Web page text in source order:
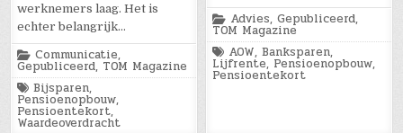
werknemers laag. Het is
echter belangrijk…
Posted
in
Communicatie,
Gepubliceerd, TOM Magazine
Tagged
Bijsparen,
Pensioenopbouw,
Pensioentekort,
Waardeoverdracht
Posted
in
Advies,Gepubliceerd,
TOM Magazine
Tagged
AOW,Banksparen,
Lijfrente, Pensioenopbouw,
Pensioentekort